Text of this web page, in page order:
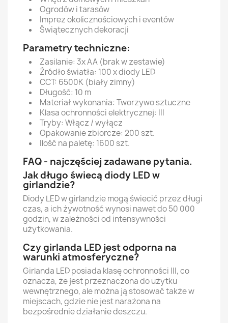
Ogrodów i tarasów
Imprez okolicznościowych i eventów
Świątecznych dekoracji
Parametry techniczne:
Zasilanie: 3x AA (brak w zestawie)
Źródło światła: 100 x diody LED
CCT: 6500K (biały zimny)
Długość: 10 m
Materiał wykonania: Tworzywo sztuczne
Klasa ochronności elektrycznej: III
Tryby: Włącz / wyłącz
Opakowanie zbiorcze: 200 szt.
Ilość na paletę: 1600 szt.
FAQ - najczęściej zadawane pytania.
Jak długo świecą diody LED w
girlandzie?
Diody LED w girlandzie mogą świecić przez długi
czas, a ich żywotność wynosi nawet do 50 000
godzin, w zależności od intensywności
użytkowania.
Czy girlanda LED jest odporna na
warunki atmosferyczne?
Girlanda LED posiada klasę ochronności III, co
oznacza, że jest przeznaczona do użytku
wewnętrznego, ale można ją stosować także w
miejscach, gdzie nie jest narażona na
bezpośrednie działanie deszczu.